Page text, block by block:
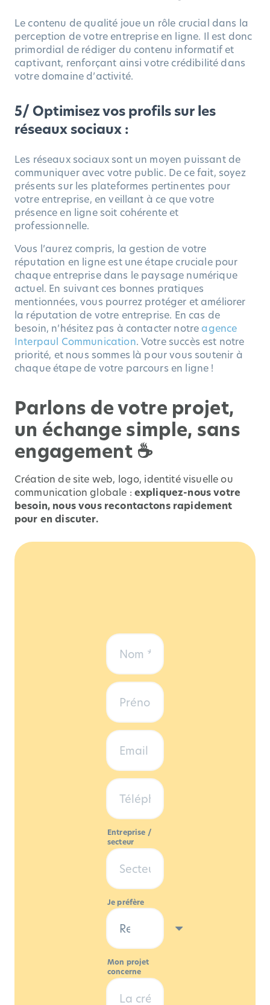
Le contenu de qualité joue un rôle crucial dans la
perception de votre entreprise en ligne. Il est donc
primordial de rédiger du contenu informatif et
captivant, renforçant ainsi votre crédibilité dans
votre domaine d’activité.
5/ Optimisez vos profils sur les
réseaux sociaux :
Les réseaux sociaux sont un moyen puissant de
communiquer avec votre public. De ce fait, soyez
présents sur les plateformes pertinentes pour
votre entreprise, en veillant à ce que votre
présence en ligne soit cohérente et
professionnelle.
Vous l’aurez compris, la gestion de votre
réputation en ligne est une étape cruciale pour
chaque entreprise dans le paysage numérique
actuel. En suivant ces bonnes pratiques
mentionnées, vous pourrez protéger et améliorer
la réputation de votre entreprise. En cas de
besoin, n’hésitez pas à contacter notreagence
Interpaul Communication. Votre succès est notre
priorité, et nous sommes là pour vous soutenir à
chaque étape de votre parcours en ligne !
Parlons de votre projet,
un échange simple, sans
engagement ☕
Création de site web, logo, identité visuelle ou
communication globale : expliquez-nous votre
besoin, nous vous recontactons rapidement
pour en discuter.
Entreprise /
secteur
Je préfère
Mon projet
concerne